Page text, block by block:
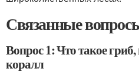
Связанные
Вопрос 1: Что такое
коралл